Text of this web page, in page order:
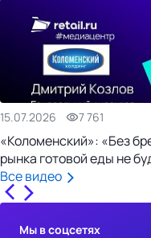
15.07.2026 7 761
«Коломенский»: «Без
рынка готовой еды не
Все видео
Мы в соцсетях